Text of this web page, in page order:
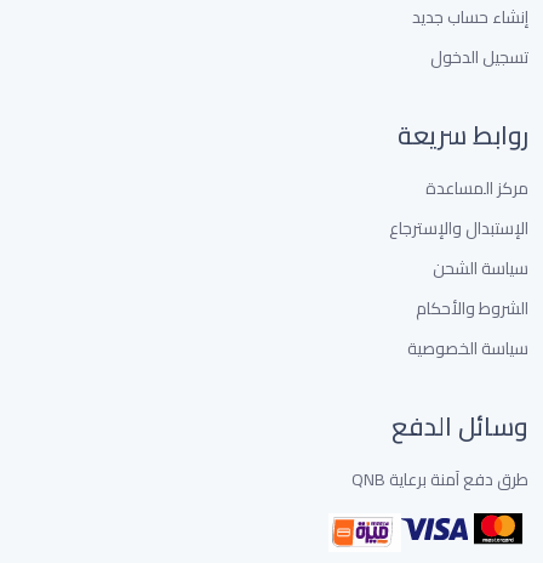
إنشاء حساب جديد
تسجيل الدخول
روابط سريعة
مركز المساعدة
الإستبدال والإسترجاع
سياسة الشحن
الشروط والأحكام
سياسة الخصوصية
وسائل الدفع
طرق دفع آمنة برعاية QNB